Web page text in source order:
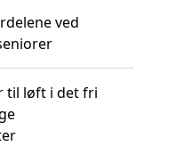
ved
til løft i det fri